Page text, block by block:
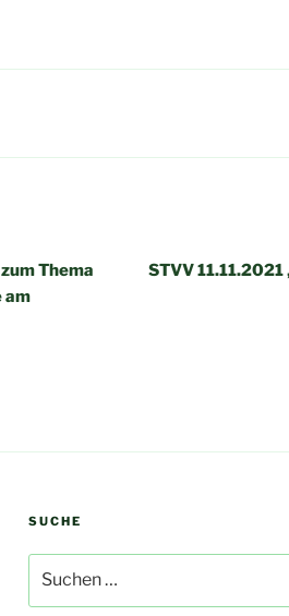
Thema
am
STVV
SUCHE
nach: